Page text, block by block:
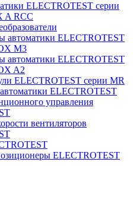
ELECTROTEST серии
A RCC
автоматики ELECTROTEST
M3
автоматики ELECTROTEST
A2
ELECTROTEST серии MR
ELECTROTEST
управления
вентиляторов
ELECTROTEST